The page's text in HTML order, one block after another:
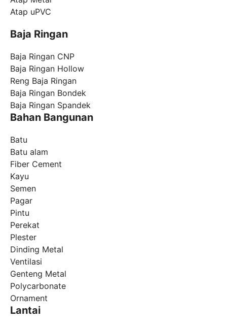
Atap uPVC
Baja Ringan
Baja Ringan CNP
Baja Ringan Hollow
Reng Baja Ringan
Baja Ringan Bondek
Baja Ringan Spandek
Bahan Bangunan
Batu
Batu alam
Fiber Cement
Kayu
Semen
Pagar
Pintu
Perekat
Plester
Dinding Metal
Ventilasi
Genteng Metal
Polycarbonate
Ornament
Lantai